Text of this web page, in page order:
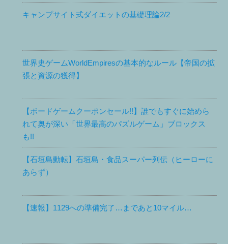
キャンプサイト式ダイエットの基礎理論2/2
世界史ゲームWorldEmpiresの基本的なルール【帝国の拡
張と資源の獲得】
【ボードゲームクーポンセール!!】誰でもすぐに始めら
れて奥が深い「世界最高のパズルゲーム」ブロックス
も!!
【石垣島動転】石垣島・食品スーパー列伝（ヒーローに
あらず）
【速報】1129への準備完了…まであと10マイル…